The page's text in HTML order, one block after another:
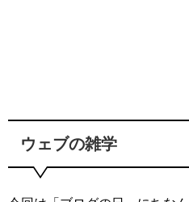
ウェブの雑学